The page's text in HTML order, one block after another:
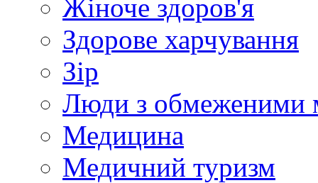
Жіноче здоров'я
Здорове харчування
Зір
Люди з обмеженими
Медицина
Медичний туризм